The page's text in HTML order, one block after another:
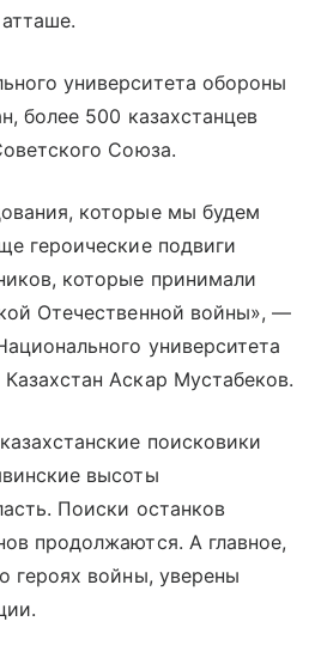
университета обороны
более 500 казахстанцев
Союза.
которые мы будем
героические подвиги
которые принимали
Отечественной войны», —
университета
Аскар Мустабеков.
поисковики
высоты
Поиски останков
продолжаются. А главное,
героях войны, уверены